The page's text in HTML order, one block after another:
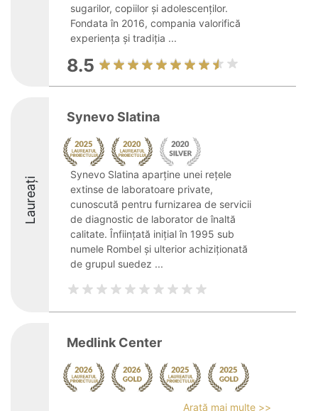
sugarilor, copiilor și adolescenților.
Fondata în 2016, compania valorifică
experiența și tradiția ...
8.5
Laureați
Synevo Slatina
Synevo Slatina aparține unei rețele
extinse de laboratoare private,
cunoscută pentru furnizarea de servicii
de diagnostic de laborator de înaltă
calitate. Înființată inițial în 1995 sub
numele Rombel și ulterior achiziționată
de grupul suedez ...
Medlink Center
Arată mai multe >>